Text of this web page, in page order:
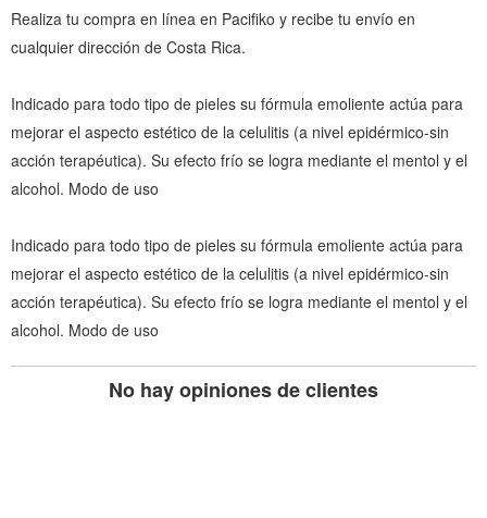
Realiza tu compra en línea en Pacifiko y recibe tu envío en
cualquier dirección de Costa Rica.
Indicado para todo tipo de pieles su fórmula emoliente actúa para
mejorar el aspecto estético de la celulitis (a nivel epidérmico-sin
acción terapéutica). Su efecto frío se logra mediante el mentol y el
alcohol. Modo de uso
Indicado para todo tipo de pieles su fórmula emoliente actúa para
mejorar el aspecto estético de la celulitis (a nivel epidérmico-sin
acción terapéutica). Su efecto frío se logra mediante el mentol y el
alcohol. Modo de uso
No hay opiniones de clientes